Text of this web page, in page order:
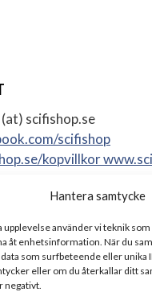
Hantera samtycke
upplevelse använder vi teknik
åt enhetsinformation. När du
som surfbeteende eller unika
eller om du återkallar ditt
negativt.
scifishop.se
scifishop
kopvillkor